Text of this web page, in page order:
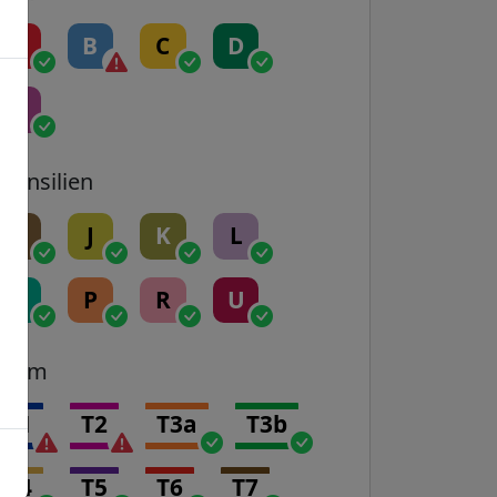
B C D
Transilien
J K L
P R U
Tram
T1 T2 T3a T3b
T4 T5 T6 T7